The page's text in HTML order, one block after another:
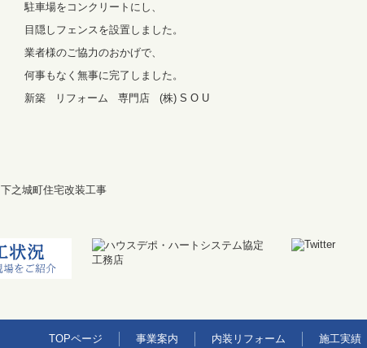
駐車場をコンクリートにし、
目隠しフェンスを設置しました。
業者様のご協力のおかげで、
何事もなく無事に完了しました。
新築 リフォーム 専門店 (株) S O U
下之城町住宅改装工事
TOPページ 事業案内 内装リフォーム 施工実績